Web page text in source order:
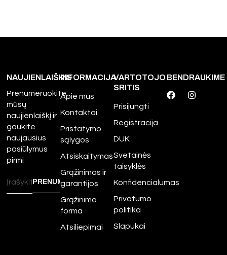
NAUJIENLAIŠKIS
Prenumeruokite
mūsų
naujienlaiškį ir
gaukite
naujausius
pasiūlymus
pirmi
INFORMACIJA
Apie mus
Kontaktai
Pristatymo
sąlygos
Atsiskaitymas
Grąžinimas ir
garantijos
Grąžinimo
forma
Atsiliepimai
VARTOTOJO
SRITIS
Prisijungti
Registracija
DUK
Svetainės
taisyklės
Konfidencialumas
Privatumo
politika
Slapukai
BENDRAUKIME